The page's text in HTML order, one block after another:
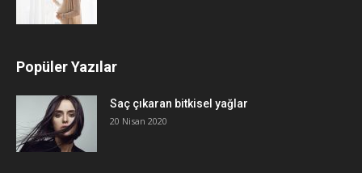
Popüler Yazılar
Saç çıkaran bitkisel yağlar
20 Nisan 2020